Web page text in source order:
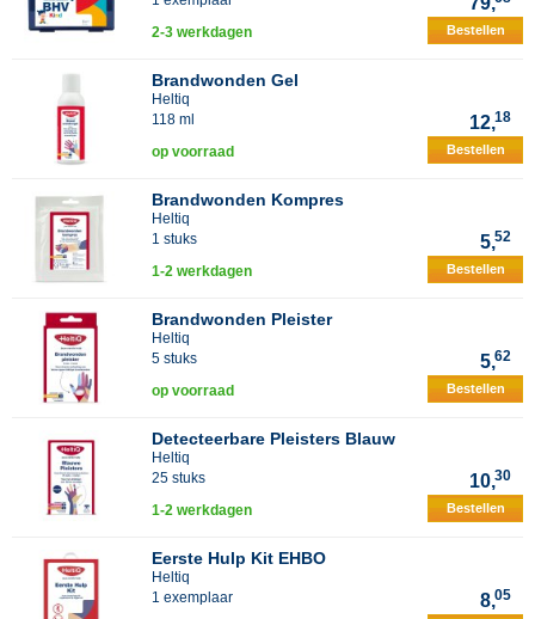
2-3 werkdagen Bestellen
Brandwonden Gel
Heltiq
118 ml
12,18
op voorraad Bestellen
Brandwonden Kompres
Heltiq
1 stuks
5,52
1-2 werkdagen Bestellen
Brandwonden Pleister
Heltiq
5 stuks
5,62
op voorraad Bestellen
Detecteerbare Pleisters Blauw
Heltiq
25 stuks
10,30
1-2 werkdagen Bestellen
Eerste Hulp Kit EHBO
Heltiq
1 exemplaar
8,05